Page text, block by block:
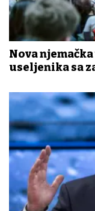
Nova
useljenika sa